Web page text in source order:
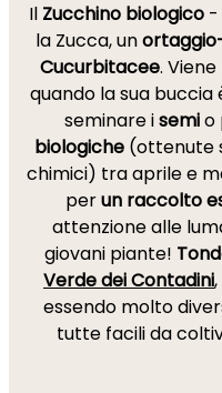
Il Zucchino biologico-
la Zucca, un
Cucurbitacee.
quando la sua
seminare isemio
biologiche(ottenute
chimici) tra aprile e
perun raccolto
attenzione alle
giovani piante!
Verde dei Contadini
essendo molto
tutte facili da